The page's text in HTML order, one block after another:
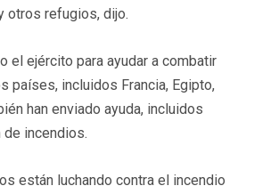
otros refugios, dijo.
el ejército para ayudar a combatir
países, incluidos Francia, Egipto,
han enviado ayuda, incluidos
incendios.
están luchando contra el incendio